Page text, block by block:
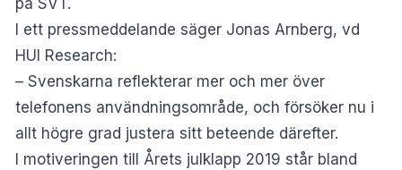
på SVT.
I ett pressmeddelande säger Jonas Arnberg, vd
HUI Research:
– Svenskarna reflekterar mer och mer över
telefonens användningsområde, och försöker nu i
allt högre grad justera sitt beteende därefter.
I motiveringen till Årets julklapp 2019 står bland